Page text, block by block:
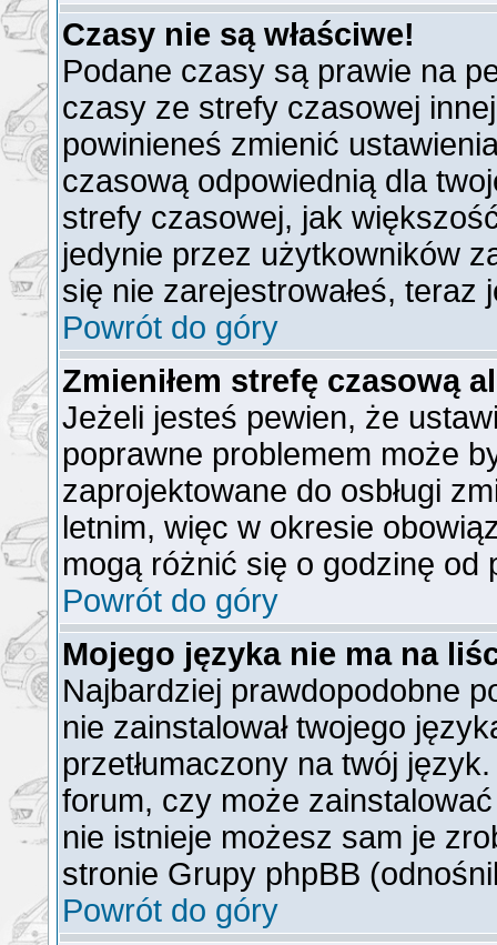
Czasy nie są właściwe!
Podane czasy są prawie na
czasy ze strefy czasowej
powinieneś zmienić
czasową odpowiednią dla
strefy czasowej, jak
jedynie przez użytkowników
się nie zarejestrowałeś,
Powrót do góry
Zmieniłem strefę czasową
Jeżeli jesteś pewien, że
poprawne problemem może
zaprojektowane do osbługi
letnim, więc w okresie
mogą różnić się o godzinę od
Powrót do góry
Mojego języka nie ma na
Najbardziej prawdopodobne
nie zainstalował twojego
przetłumaczony na twój
forum, czy może
nie istnieje możesz sam je
stronie Grupy phpBB
Powrót do góry